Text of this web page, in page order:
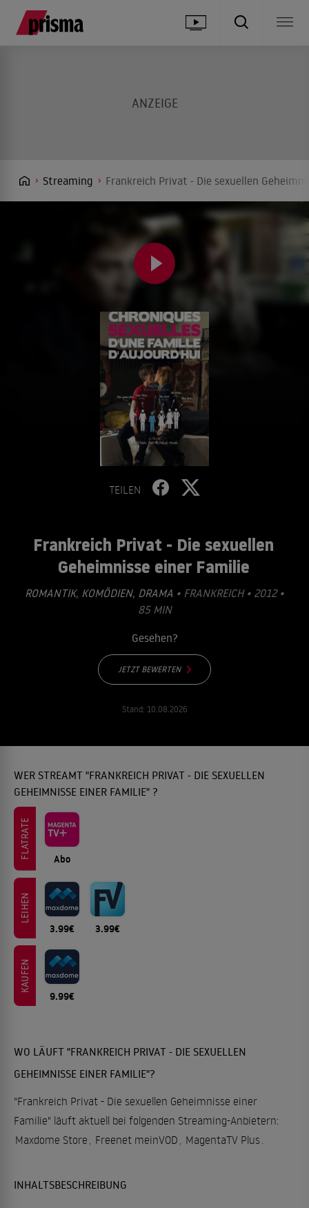
Streaming Frankreich Privat - Die sexuellen
TEILEN
Frankreich Privat - Die sexuellen
Geheimnisse einer Familie
ROMANTIK, KOMÖDIEN, DRAMA • FRANKREICH • 2012 •
85 MIN
Gesehen?
JETZT BEWERTEN
Stand: 10.08.2026
WER STREAMT "FRANKREICH PRIVAT - DIE SEXUELLEN
GEHEIMNISSE EINER FAMILIE" ?
FLATRATE Abo
LEIHEN
3.99€ 3.99€
KAUFEN
9.99€
WO LÄUFT "FRANKREICH PRIVAT - DIE SEXUELLEN
GEHEIMNISSE EINER FAMILIE"?
"Frankreich Privat - Die sexuellen Geheimnisse einer
Familie" läuft aktuell bei folgenden Streaming-Anbietern:
Maxdome Store
Freenet meinVOD MagentaTV Plus
INHALTSBESCHREIBUNG